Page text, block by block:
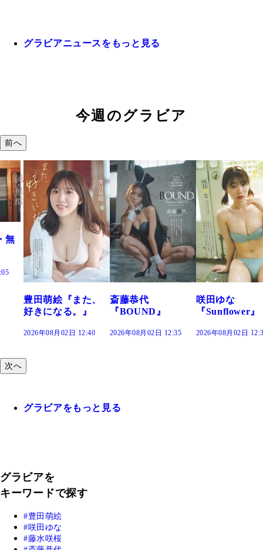
グラビアニュースをもっと見る
今週のグラビア
前へ
斎藤恭代
『BOUND』
2026年08月02日 12:35
咲田ゆな
『Sunflower』
2026年08月02日 12:30
藤水咲桜『花
だまり』
2026年08月02日
次へ
グラビアをもっと見る
グラビアを
キーワードで探す
豊田萌絵
咲田ゆな
藤水咲桜